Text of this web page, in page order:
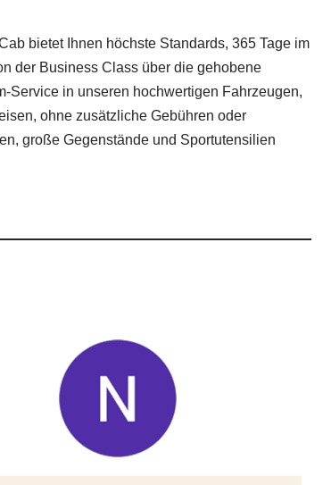
bietet Ihnen höchste Standards, 365 Tage im
der Business Class über die gehobene
Service in unseren hochwertigen Fahrzeugen,
ohne zusätzliche Gebühren oder
große Gegenstände und Sportutensilien